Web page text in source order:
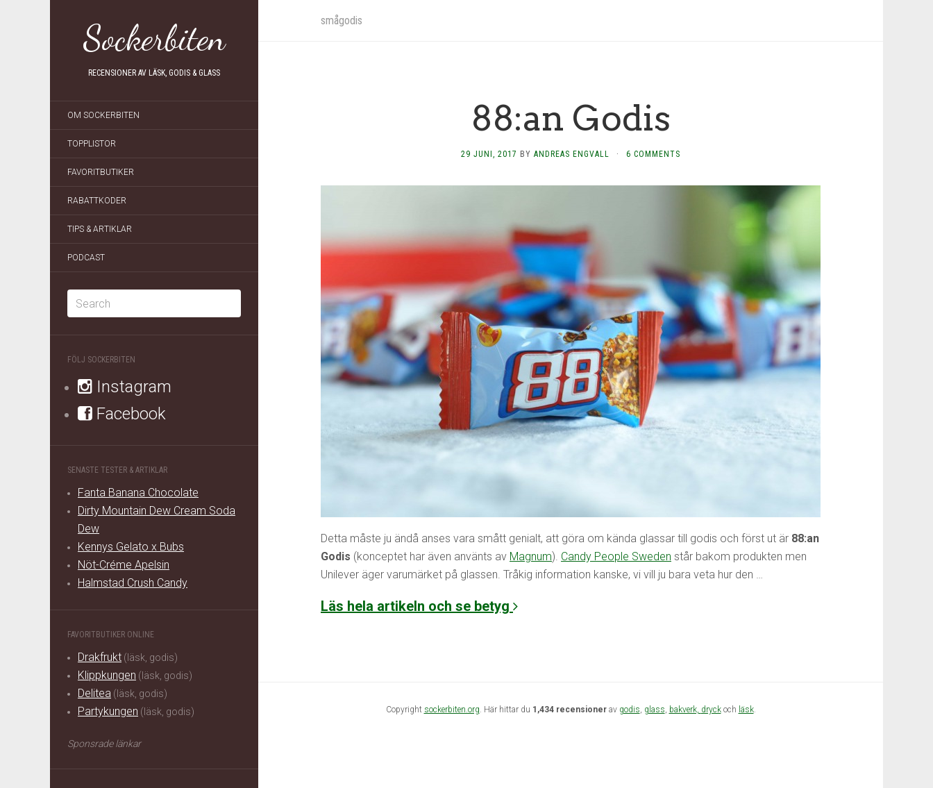
Sockerbiten
RECENSIONER AV LÄSK, GODIS & GLASS
OM SOCKERBITEN
TOPPLISTOR
FAVORITBUTIKER
RABATTKODER
TIPS & ARTIKLAR
PODCAST
FÖLJ SOCKERBITEN
Instagram
Facebook
SENASTE TESTER & ARTIKLAR
Fanta Banana Chocolate
Dirty Mountain Dew Cream Soda
Dew
Kennys Gelato x Bubs
Nöt-Créme Apelsin
Halmstad Crush Candy
FAVORITBUTIKER ONLINE
Drakfrukt (läsk, godis)
Klippkungen (läsk, godis)
Delitea (läsk, godis)
Partykungen (läsk, godis)
Sponsrade länkar
smågodis
88:an Godis
29 JUNI, 2017 BY ANDREAS ENGVALL · 6 COMMENTS
Detta måste ju ändå anses vara smått genialt, att göra om kända glassar till godis och först ut är 88:an
Godis (konceptet har även använts av Magnum). Candy People Sweden står bakom produkten men
Unilever äger varumärket på glassen. Tråkig information kanske, vi vill ju bara veta hur den …
Läs hela artikeln och se betyg
Copyright sockerbiten.org. Här hittar du 1,434 recensionerav godis, glass, bakverk, dryckoch läsk.